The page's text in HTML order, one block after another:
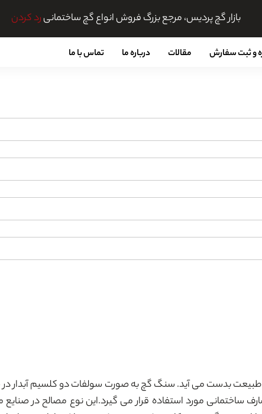
بازار گچ پردیس، مرجع بزرگ فروش انواع گچ ساختمانیرد کردن
و ثبت سفارش مقالات درباره ما تماس با ما
بدست می آید. سنگ گچ به صورت سولفات دو کلسیم آبدار
مورد استفاده قرار می گیرد.این نوع مصالح در صنایع